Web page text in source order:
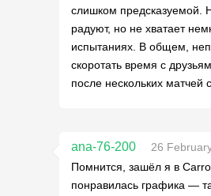
слишком предсказуемой.
радуют, но не хватает
испытаниях. В общем,
скоротать время с
после нескольких матчей
ana-76-200
26
Помнится, зашёл я в
понравилась графика —